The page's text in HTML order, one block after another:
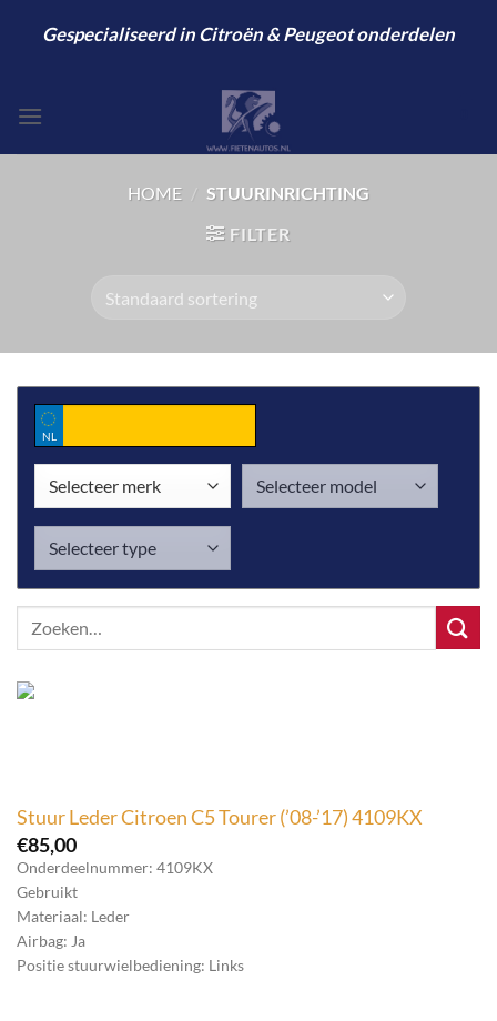
Gespecialiseerd in Citroën & Peugeot onderdelen
HOME / STUURINRICHTING
FILTER
NL
Stuur Leder Citroen C5 Tourer (’08-’17) 4109KX
€85,00
Onderdeelnummer: 4109KX
Gebruikt
Materiaal: Leder
Airbag: Ja
Positie stuurwielbediening: Links